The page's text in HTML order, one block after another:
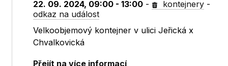
22. 09. 2024, 09:00 - 13:00 - kontejnery -
odkaz na událost
Velkoobjemový kontejner v ulici Jeřická x
Chvalkovická
Přejít na více informací